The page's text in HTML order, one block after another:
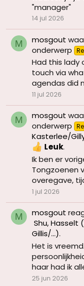
"manager"
14 jul 2026
M mosgout
onderwerp
Had this lady
touch via
agendas did
11 jul 2026
M mosgout
onderwerp
Kasterlee/
Leuk.
Ik ben er
Tongzoenen
overegave,
1 jul 2026
M mosgout
Shu, Hasselt
Gillis/...).
Het is
haar had ik
25 jun 2026